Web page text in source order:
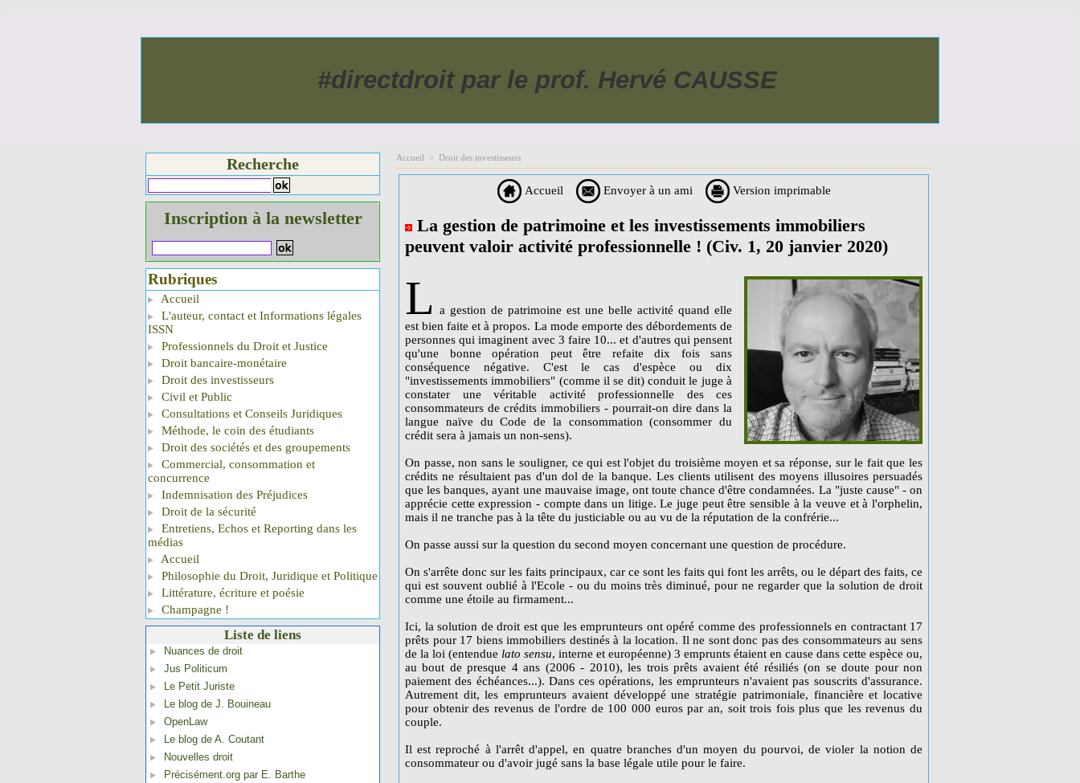
#directdroit par le prof. Hervé CAUSSE
Recherche
Inscription à la newsletter
Rubriques
Accueil
L'auteur, contact et Informations légales
ISSN
Professionnels du Droit et Justice
Droit bancaire-monétaire
Droit des investisseurs
Civil et Public
Consultations et Conseils Juridiques
Méthode, le coin des étudiants
Droit des sociétés et des groupements
Commercial, consommation et
concurrence
Indemnisation des Préjudices
Droit de la sécurité
Entretiens, Echos et Reporting dans les
médias
Accueil
Philosophie du Droit, Juridique et Politique
Littérature, écriture et poésie
Champagne !
Liste de liens
Nuances de droit
Jus Politicum
Le Petit Juriste
Le blog de J. Bouineau
OpenLaw
Le blog de A. Coutant
Nouvelles droit
Précisément.org par E. Barthe
Accueil > Droit des investisseurs
Accueil Envoyer à un ami Version imprimable
La gestion de patrimoine et les investissements immobiliers
peuvent valoir activité professionnelle ! (Civ. 1, 20 janvier 2020)
L
a gestion de patrimoine est une belle activité quand elle
est bien faite et à propos. La mode emporte des débordements de
personnes qui imaginent avec 3 faire 10... et d'autres qui pensent
qu'une bonne opération peut être refaite dix fois sans
conséquence négative. C'est le cas d'espèce ou dix
"investissements immobiliers" (comme il se dit) conduit le juge à
constater une véritable activité professionnelle des ces
consommateurs de crédits immobiliers - pourrait-on dire dans la
langue naïve du Code de la consommation (consommer du
crédit sera à jamais un non-sens).
On passe, non sans le souligner, ce qui est l'objet du troisième moyen et sa réponse, sur le fait que les
crédits ne résultaient pas d'un dol de la banque. Les clients utilisent des moyens illusoires persuadés
que les banques, ayant une mauvaise image, ont toute chance d'être condamnées. La "juste cause" - on
apprécie cette expression - compte dans un litige. Le juge peut être sensible à la veuve et à l'orphelin,
mais il ne tranche pas à la tête du justiciable ou au vu de la réputation de la confrérie...
On passe aussi sur la question du second moyen concernant une question de procédure.
On s'arrête donc sur les faits principaux, car ce sont les faits qui font les arrêts, ou le départ des faits, ce
qui est souvent oublié à l'Ecole - ou du moins très diminué, pour ne regarder que la solution de droit
comme une étoile au firmament...
Ici, la solution de droit est que les emprunteurs ont opéré comme des professionnels en contractant 17
prêts pour 17 biens immobiliers destinés à la location. Il ne sont donc pas des consommateurs au sens
de la loi (entendue lato sensu, interne et européenne) 3 emprunts étaient en cause dans cette espèce ou,
au bout de presque 4 ans (2006 - 2010), les trois prêts avaient été résiliés (on se doute pour non
paiement des échéances...). Dans ces opérations, les emprunteurs n'avaient pas souscrits d'assurance.
Autrement dit, les emprunteurs avaient développé une stratégie patrimoniale, financière et locative
pour obtenir des revenus de l'ordre de 100 000 euros par an, soit trois fois plus que les revenus du
couple.
Il est reproché à l'arrêt d'appel, en quatre branches d'un moyen du pourvoi, de violer la notion de
consommateur ou d'avoir jugé sans la base légale utile pour le faire.